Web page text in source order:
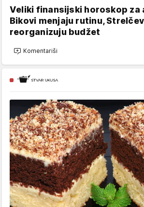
Veliki finansijski horoskop za
Bikovi menjaju rutinu,
reorganizuju budžet
Komentariši